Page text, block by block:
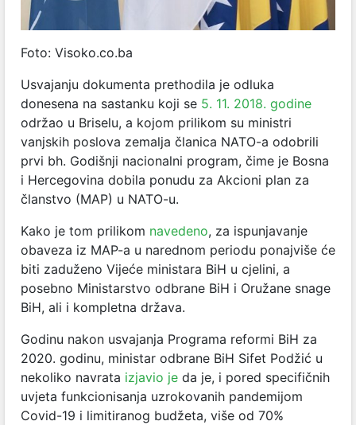
Foto: Visoko.co.ba
Usvajanju dokumenta prethodila je odluka
donesena na sastanku koji se 5. 11. 2018. godine
održao u Briselu, a kojom prilikom su ministri
vanjskih poslova zemalja članica NATO-a odobrili
prvi bh. Godišnji nacionalni program, čime je Bosna
i Hercegovina dobila ponudu za Akcioni plan za
članstvo (MAP) u NATO-u.
Kako je tom prilikom navedeno, za ispunjavanje
obaveza iz MAP-a u narednom periodu ponajviše će
biti zaduženo Vijeće ministara BiH u cjelini, a
posebno Ministarstvo odbrane BiH i Oružane snage
BiH, ali i kompletna država.
Godinu nakon usvajanja Programa reformi BiH za
2020. godinu, ministar odbrane BiH Sifet Podžić u
nekoliko navrata izjavio je da je, i pored specifičnih
uvjeta funkcionisanja uzrokovanih pandemijom
Covid-19 i limitiranog budžeta, više od 70%